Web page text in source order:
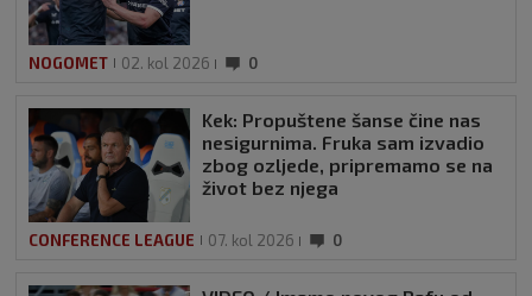
NOGOMET 02. kol 2026 0
Kek: Propuštene šanse čine nas
nesigurnima. Fruka sam izvadio
zbog ozljede, pripremamo se na
život bez njega
CONFERENCE LEAGUE 07. kol 2026 0